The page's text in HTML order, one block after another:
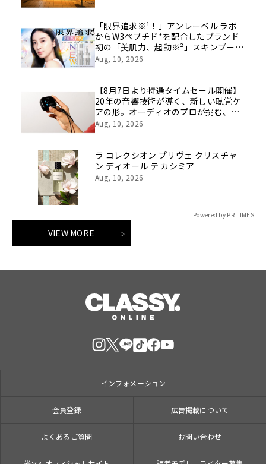
「限界追求※¹！」アンレーベル ラボ
からW3ペプチド*を配合したブランド
初の「美肌力、起動※²」スキンブース
ト化粧水・乳液が誕生！集中※³美容液
Aug, 10, 2026
【8月7日より特選タイムセール開催】
20年の音響技術が導く、新しい聴覚ケ
アの形。オーディオのプロが挑む、画
期的なスクリーン操作対応次世代スマ
Aug, 10, 2026
ラ コレクシオン プリヴェ クリスチャ
ン ディオール テ カシミア
Aug, 10, 2026
Powered by PR TIMES
VIEW MORE
インフォメーション
会員登録 広告掲載について
よくあるご質問 お問い合わせ